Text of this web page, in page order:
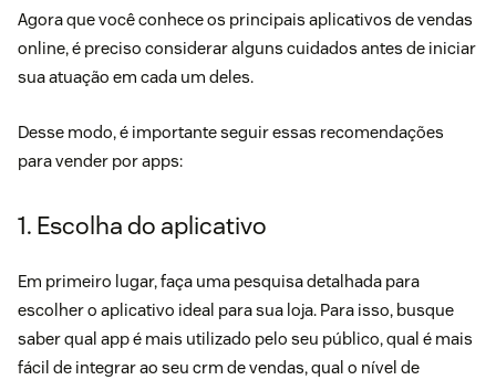
Agora que você conhece os principais aplicativos de vendas
online, é preciso considerar alguns cuidados antes de iniciar
sua atuação em cada um deles.
Desse modo, é importante seguir essas recomendações
para vender por apps:
1. Escolha do aplicativo
Em primeiro lugar, faça uma pesquisa detalhada para
escolher o aplicativo ideal para sua loja. Para isso, busque
saber qual app é mais utilizado pelo seu público, qual é mais
fácil de integrar ao seu crm de vendas, qual o nível de